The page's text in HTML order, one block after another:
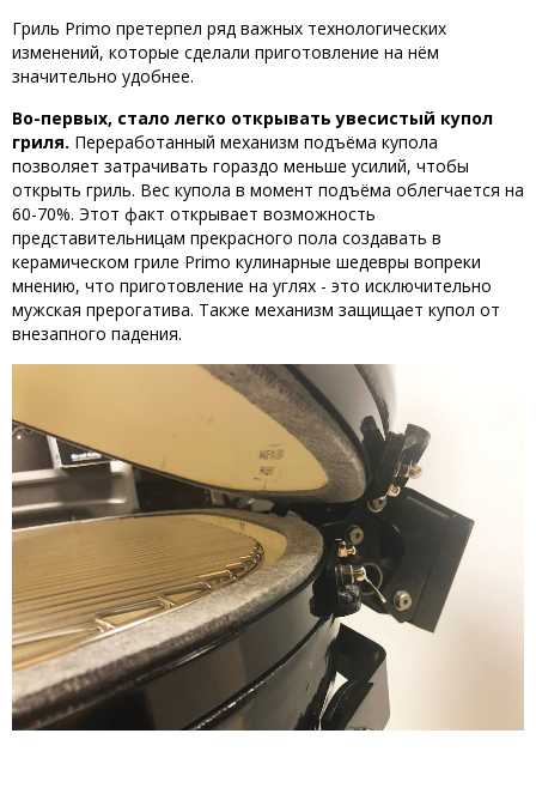
Гриль Primo претерпел ряд важных технологических
изменений, которые сделали приготовление на нём
значительно удобнее.
Во-первых, стало легко открывать увесистый купол
гриля. Переработанный механизм подъёма купола
позволяет затрачивать гораздо меньше усилий, чтобы
открыть гриль. Вес купола в момент подъёма облегчается на
60-70%. Этот факт открывает возможность
представительницам прекрасного пола создавать в
керамическом гриле Primo кулинарные шедевры вопреки
мнению, что приготовление на углях - это исключительно
мужская прерогатива. Также механизм защищает купол от
внезапного падения.